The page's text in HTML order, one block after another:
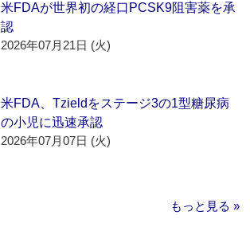
米FDAが世界初の経口PCSK9阻害薬を承
認
2026年07月21日 (火)
米FDA、Tzieldをステージ3の1型糖尿病
の小児に迅速承認
2026年07月07日 (火)
もっと見る »